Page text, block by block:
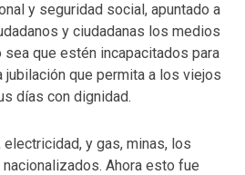
y seguridad social, apuntado a
y ciudadanas los medios
que estén incapacitados para
jubilación que permita a los viejos
días con dignidad.
y gas, minas, los
Ahora esto fue